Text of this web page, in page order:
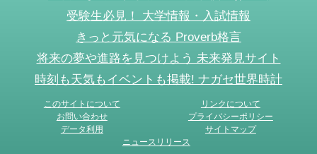
受験生必見！ 大学情報・入試情報
きっと元気になる Proverb格言
将来の夢や進路を見つけよう 未来発見サイト
時刻も天気もイベントも掲載! ナガセ世界時計
このサイトについて
リンクについて
お問い合わせ
プライバシーポリシー
データ利用
サイトマップ
ニュースリリース